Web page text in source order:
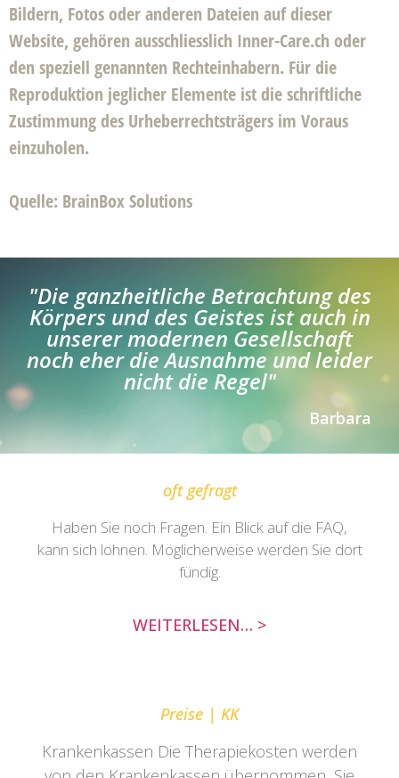
Bildern, Fotos oder anderen Dateien auf dieser
Website, gehören ausschliesslich Inner-Care.ch oder
den speziell genannten Rechteinhabern. Für die
Reproduktion jeglicher Elemente ist die schriftliche
Zustimmung des Urheberrechtsträgers im Voraus
einzuholen.
Quelle: BrainBox Solutions
"Die ganzheitliche Betrachtung des
Körpers und des Geistes ist auch in
unserer modernen Gesellschaft
noch eher die Ausnahme und leider
nicht die Regel"
Barbara
oft gefragt
Haben Sie noch Fragen. Ein Blick auf die FAQ,
kann sich lohnen. Möglicherweise werden Sie dort
fündig.
WEITERLESEN… >
Preise | KK
Krankenkassen Die Therapiekosten werden